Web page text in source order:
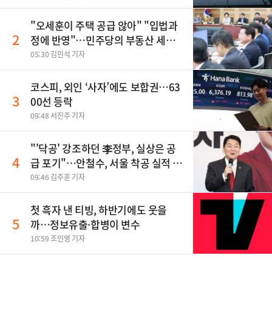
2
"오세훈이 주택 공급 않아" "입법과
정에 반영"…민주당의 부동산 세제
개편 해법은
05:30 김민석 기자
3
코스피, 외인 ‘사자’에도 보합권…63
00선 등락
09:48 서진주 기자
4
"'닥공' 강조하던 李정부, 실상은 공
급 포기"…안철수, 서울 착공 실적 미
달 비판
09:46 김주훈 기자
5
첫 흑자 낸 티빙, 하반기에도 웃을
까…정보유출·합병이 변수
10:59 조인영 기자